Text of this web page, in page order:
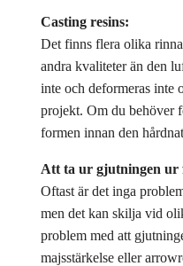
Casting resins:
Det finns flera olika
andra kvaliteter än den
inte och deformeras inte
projekt. Om du behöver
formen innan den
Att ta ur gjutningen ur
Oftast är det inga
men det kan skilja vid
problem med att
majsstärkelse eller